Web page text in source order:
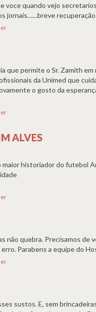
voce quando vejo
jornais……breve
que permite o Sr. Zamith em
da Unimed que
o gosto da
ALVES
historiador do futebol
não quebra. Precisamos de
Parabens a equipe do
sustos. E, sem